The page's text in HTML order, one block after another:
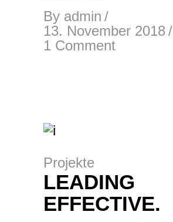
By admin
13. November 2018
1 Comment
Projekte
LEADING
EFFECTIVE.